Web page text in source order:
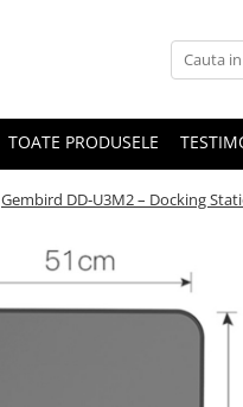
TOATE PRODUSELE
Gembird DD‑U3M2 – Docking